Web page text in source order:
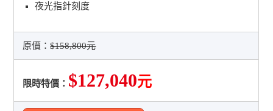
夜光指針刻度
原價：$158,800元
限時特價： $127,040元